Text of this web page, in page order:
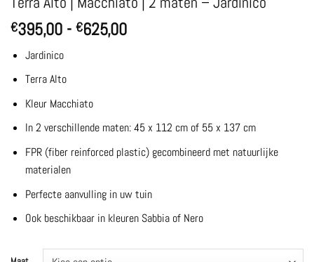
€395,00 - €625,00Prijsklasse:
Jardinico
Terra Alto
Kleur Macchiato
In 2 verschillende maten: 45 x 112 cm of 55 x 137 cm
FPR (fiber reinforced plastic) gecombineerd met natuurlijke
materialen
Perfecte aanvulling in uw tuin
Ook beschikbaar in kleuren Sabbia of Nero